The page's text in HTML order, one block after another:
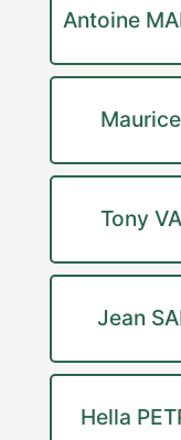
Antoine
Tony
Jean
Hella